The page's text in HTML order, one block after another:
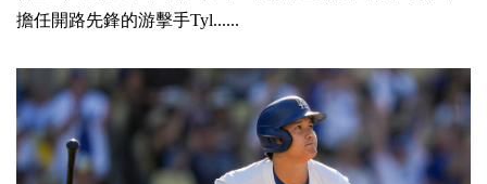
擔任開路先鋒的游擊手Tyl......